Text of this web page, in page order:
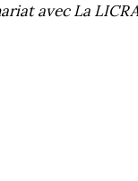
avec La